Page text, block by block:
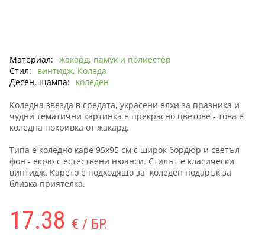
Материал: жакард, памук и полиестер
Стил:
винтидж, Коледа
Десен, щампа:
коледен
Коледна звезда в средата, украсени елхи за празника и
чудни тематични картинка в прекрасно цветове - това е
коледна покривка от жакард.
Типа е коледно каре 95х95 см с широк бордюр и светъл
фон - екрю с естествени нюанси. Стилът е класически
винтидж. Карето е подходящо за коледен подарък за
близка приятелка.
17.38 € / БР.